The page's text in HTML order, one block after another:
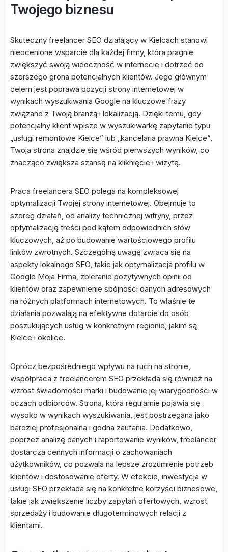
Twojego biznesu
Skuteczny freelancer SEO działający w Kielcach stanowi
nieocenione wsparcie dla każdej firmy, która pragnie
zwiększyć swoją widoczność w internecie i dotrzeć do
szerszego grona potencjalnych klientów. Jego głównym
celem jest poprawa pozycji strony internetowej w
wynikach wyszukiwania Google na kluczowe frazy
związane z Twoją branżą i lokalizacją. Dzięki temu, gdy
potencjalny klient wpisze w wyszukiwarkę zapytanie typu
„usługi remontowe Kielce” lub „kancelaria prawna Kielce”,
Twoja strona znajdzie się wśród pierwszych wyników, co
znacząco zwiększa szansę na kliknięcie i wizytę.
Praca freelancera SEO polega na kompleksowej
optymalizacji Twojej strony internetowej. Obejmuje to
szereg działań, od analizy technicznej witryny, przez
optymalizację treści pod kątem odpowiednich słów
kluczowych, aż po budowanie wartościowego profilu
linków zwrotnych. Szczególną uwagę zwraca się na
aspekty lokalnego SEO, takie jak optymalizacja profilu w
Google Moja Firma, zbieranie pozytywnych opinii od
klientów oraz zapewnienie spójności danych adresowych
na różnych platformach internetowych. To właśnie te
działania pozwalają na efektywne dotarcie do osób
poszukujących usług w konkretnym regionie, jakim są
Kielce i okolice.
Oprócz bezpośredniego wpływu na ruch na stronie,
współpraca z freelancerem SEO przekłada się również na
wzrost świadomości marki i budowanie jej wiarygodności w
oczach odbiorców. Strona, która regularnie pojawia się
wysoko w wynikach wyszukiwania, jest postrzegana jako
bardziej profesjonalna i godna zaufania. Dodatkowo,
poprzez analizę danych i raportowanie wyników, freelancer
dostarcza cennych informacji o zachowaniach
użytkowników, co pozwala na lepsze zrozumienie potrzeb
klientów i dostosowanie oferty. W efekcie, inwestycja w
usługi SEO przekłada się na konkretne korzyści biznesowe,
takie jak zwiększenie liczby zapytań ofertowych, wzrost
sprzedaży i budowanie długoterminowych relacji z
klientami.